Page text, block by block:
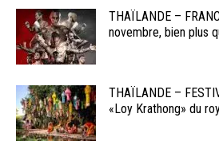
THAÏLANDE –
novembre, bien plus
THAÏLANDE –
«Loy Krathong» du